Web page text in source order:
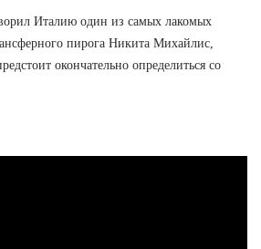
Италию один из самых лакомых
пирога Никита Михайлис,
окончательно определиться со